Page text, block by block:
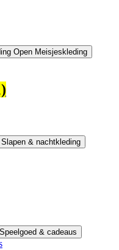
Open Meisjeskleding
& nachtkleding
& cadeaus